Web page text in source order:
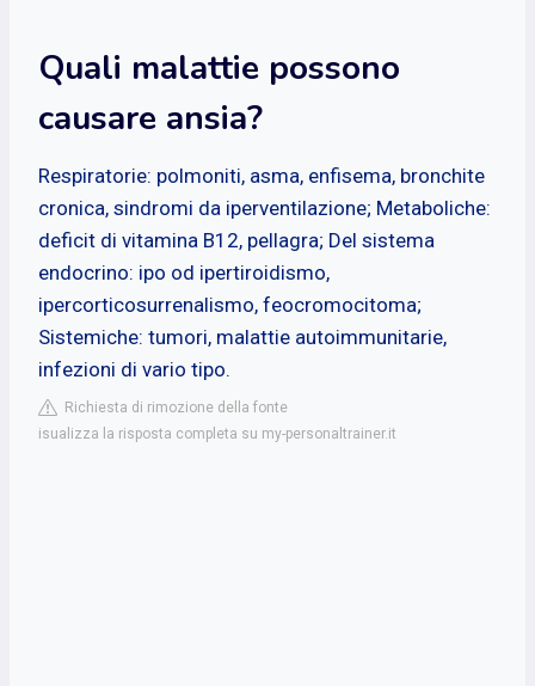
Quali malattie possono
causare ansia?
Respiratorie: polmoniti, asma, enfisema, bronchite
cronica, sindromi da iperventilazione; Metaboliche:
deficit di vitamina B12, pellagra; Del sistema
endocrino: ipo od ipertiroidismo,
ipercorticosurrenalismo, feocromocitoma;
Sistemiche: tumori, malattie autoimmunitarie,
infezioni di vario tipo.
Richiesta di rimozione della fonte
isualizza la risposta completa su my-personaltrainer.it